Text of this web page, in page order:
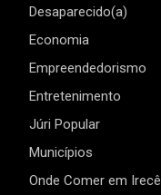
Desaparecido(a)
Economia
Empreendedorismo
Entretenimento
Júri Popular
Municípios
Onde Comer em Irecê